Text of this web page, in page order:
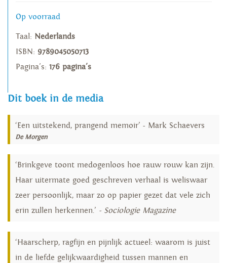
Op voorraad
Taal: Nederlands
ISBN: 9789045050713
Pagina's: 176 pagina's
Dit boek in de media
‘Een uitstekend, prangend memoir’ - Mark Schaevers
De Morgen
‘Brinkgeve toont medogenloos hoe rauw rouw kan zijn.
Haar uitermate goed geschreven verhaal is weliswaar
zeer persoonlijk, maar zo op papier gezet dat vele zich
erin zullen herkennen.’ - Sociologie Magazine
‘Haarscherp, ragfijn en pijnlijk actueel: waarom is juist
in de liefde gelijkwaardigheid tussen mannen en